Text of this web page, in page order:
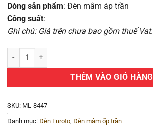
Dòng sản phẩm: Đèn mâm áp trần
Công suất:
Ghi chú: Giá trên chưa bao gồm thuế Vat.
Đèn mâm áp trần ML-8447 số lượng
THÊM VÀO GIỎ HÀNG
SKU: ML-8447
Danh mục: Đèn Euroto Đèn mâm ốp trần